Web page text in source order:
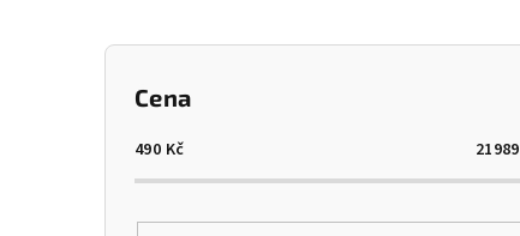
P
Cena
490 Kč 21989